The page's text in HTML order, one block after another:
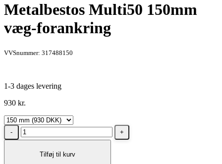
Metalbestos Multi50 150mm
væg-forankring
VVSnummer: 317488150
1-3 dages levering
930 kr.
Metalbestos
Multi50
Tilføj til kurv